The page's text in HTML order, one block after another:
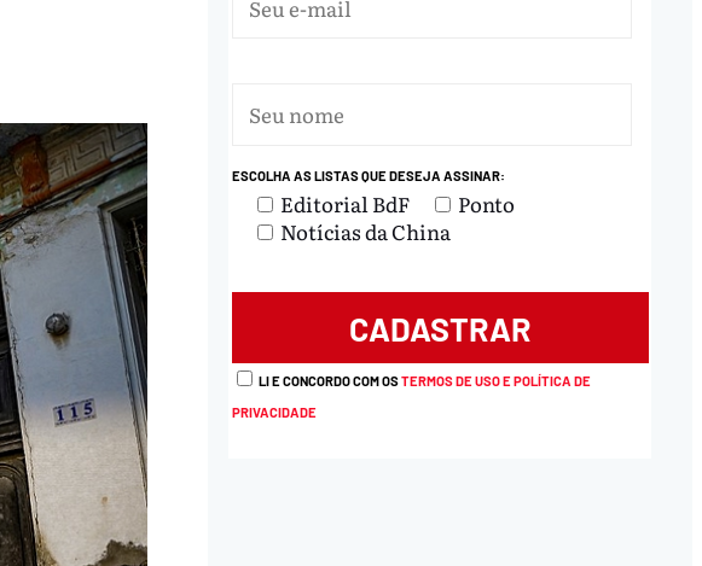
ESCOLHA AS LISTAS QUE DESEJA ASSINAR:
Editorial BdF
Ponto
Notícias da China
LI E CONCORDO COM OSTERMOS DE USO E POLÍTICA DE
PRIVACIDADE